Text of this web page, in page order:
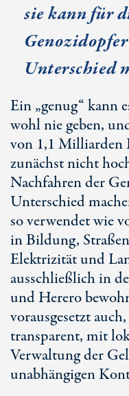
sie kann für
Unterschied
Ein „genug“ kann
wohl nie geben,
von 1,1 Milliarden
zunächst nicht
Nachfahren der
Unterschied
so verwendet wie
in Bildung,
Elektrizität und
ausschließlich in
und Herero
vorausgesetzt
transparent, mit
Verwaltung der
unabhängigen